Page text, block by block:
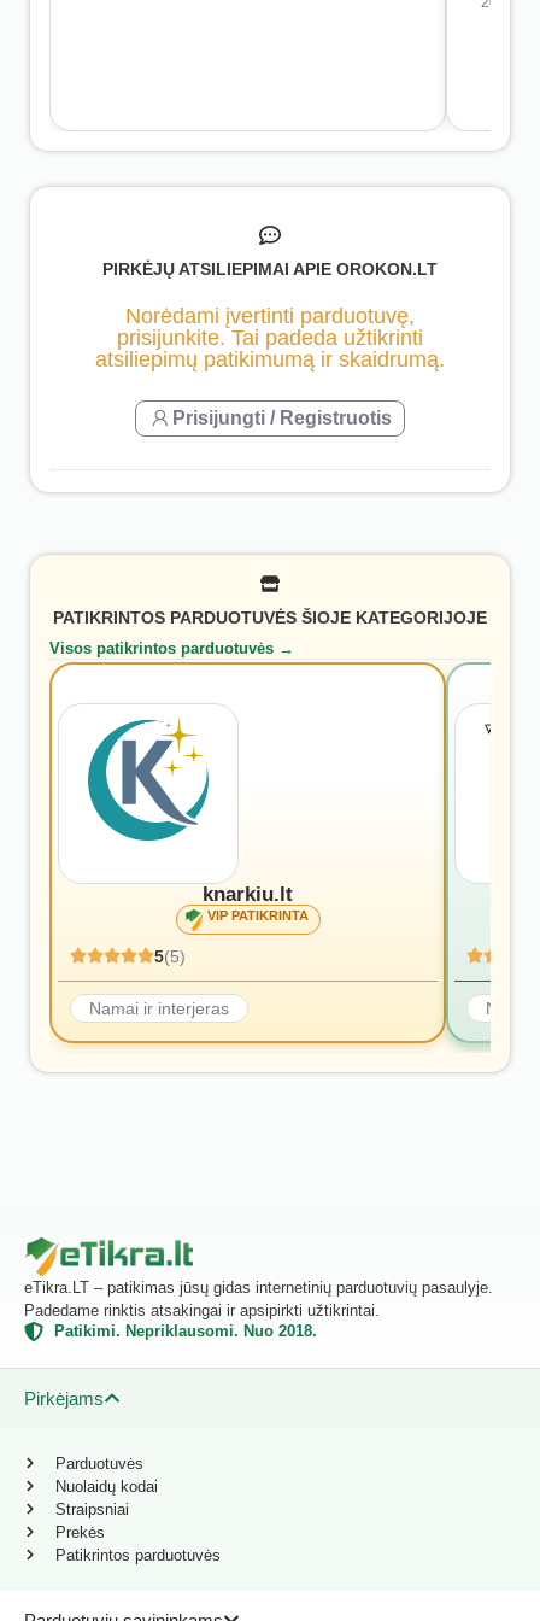
PIRKĖJŲ ATSILIEPIMAI APIE OROKON.LT
Norėdami įvertinti parduotuvę,
prisijunkite. Tai padeda užtikrinti
atsiliepimų patikimumą ir skaidrumą.
Prisijungti / Registruotis
PATIKRINTOS PARDUOTUVĖS ŠIOJE KATEGORIJOJE
Visos patikrintos parduotuvės →
knarkiu.lt
VIP PATIKRINTA
5(5)
Namai ir interjeras
eTikra.LT – patikimas jūsų gidas internetinių parduotuvių pasaulyje.
Padedame rinktis atsakingai ir apsipirkti užtikrintai.
Patikimi. Nepriklausomi. Nuo 2018.
Pirkėjams
Parduotuvės
Nuolaidų kodai
Straipsniai
Prekės
Patikrintos parduotuvės